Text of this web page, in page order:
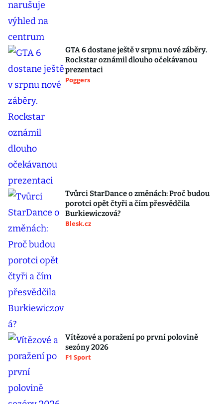
GTA 6 dostane ještě v srpnu nové záběry.
Rockstar oznámil dlouho očekávanou
prezentaci
Poggers
Tvůrci StarDance o změnách: Proč budou
porotci opět čtyři a čím přesvědčila
Burkiewiczová?
Blesk.cz
Vítězové a poražení po první polovině
sezóny 2026
F1 Sport